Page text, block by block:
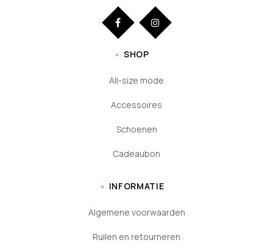
SHOP
All-size mode
Accessoires
Schoenen
Cadeaubon
INFORMATIE
Algemene voorwaarden
Ruilen en retourneren